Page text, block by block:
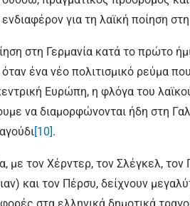
για τη λαϊκή ποίηση στη
στη Γερμανία κατά το πρώτο
ένα νέο πολιτισμικό ρεύμα
Ευρώπη, η φλόγα του
να διαμορφώνονται ήδη στη
[10].
με τον Χέρντερ, τον Σλέγκελ,
και τον Πέρσυ, δείχνουν